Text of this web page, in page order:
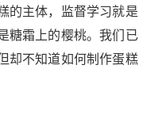
的主体，监督学习就是
糖霜上的樱桃。我们已
却不知道如何制作蛋糕